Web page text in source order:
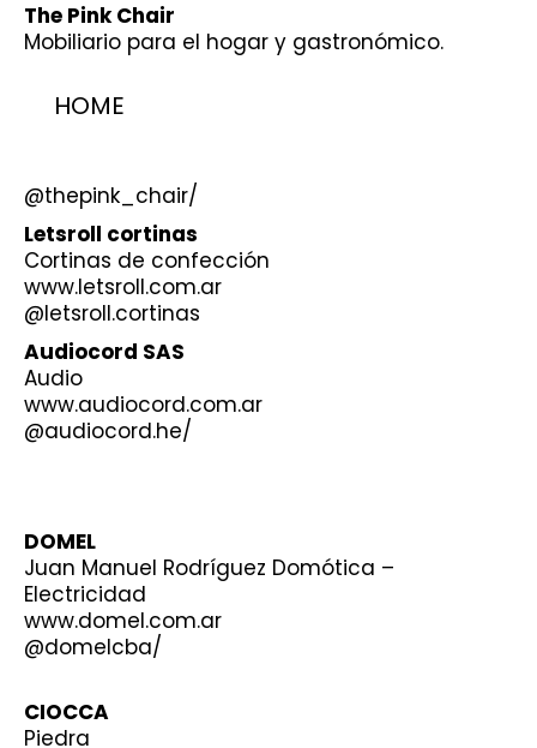
The Pink Chair
Mobiliario para el hogar y gastronómico.
HOME
@thepink_chair/
Letsroll cortinas
Cortinas de confección
www.letsroll.com.ar
@letsroll.cortinas
Audiocord SAS
Audio
www.audiocord.com.ar
@audiocord.he/
DOMEL
Juan Manuel Rodríguez Domótica –
Electricidad
www.domel.com.ar
@domelcba/
CIOCCA
Piedra